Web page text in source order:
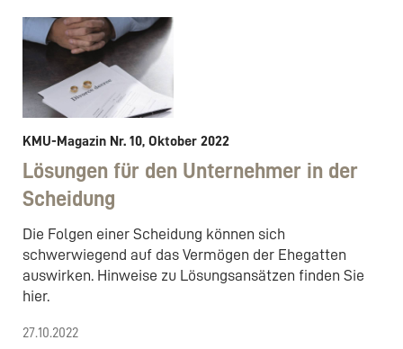
KMU-Magazin Nr. 10, Oktober 2022
Lösungen für den Unternehmer in der
Scheidung
Die Folgen einer Scheidung können sich
schwerwiegend auf das Vermögen der Ehegatten
auswirken. Hinweise zu Lösungsansätzen finden Sie
hier.
27.10.2022